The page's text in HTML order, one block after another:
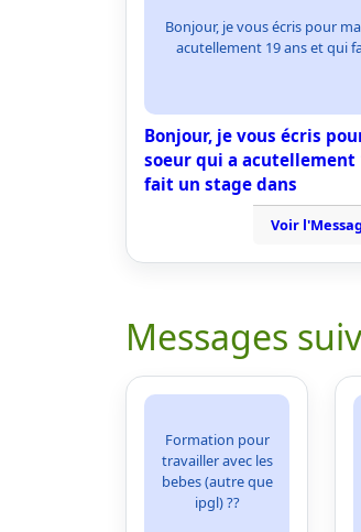
Bonjour, je vous écris pour
acutellement 19 ans et qui
Bonjour, je vous écris
soeur qui a acutellement
fait un stage dans
Voir
Messages
Formation pour
travailler avec les
bebes (autre que
ipgl) ??